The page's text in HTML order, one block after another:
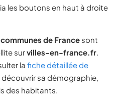
les boutons en haut à droite
de France sont
survilles-en-france.fr.
la fiche détaillée de
découvrir sa démographie,
des habitants.